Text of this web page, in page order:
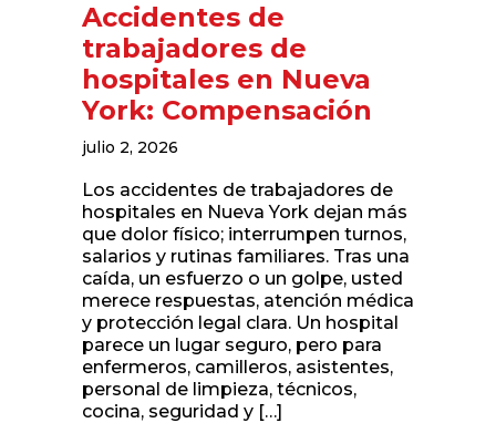
Accidentes de
trabajadores de
hospitales en Nueva
York: Compensación
julio 2, 2026
Los accidentes de trabajadores de
hospitales en Nueva York dejan más
que dolor físico; interrumpen turnos,
salarios y rutinas familiares. Tras una
caída, un esfuerzo o un golpe, usted
merece respuestas, atención médica
y protección legal clara. Un hospital
parece un lugar seguro, pero para
enfermeros, camilleros, asistentes,
personal de limpieza, técnicos,
cocina, seguridad y […]